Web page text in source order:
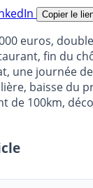
Copier le
euros,
fin du
une journée
baisse du
de 100km,